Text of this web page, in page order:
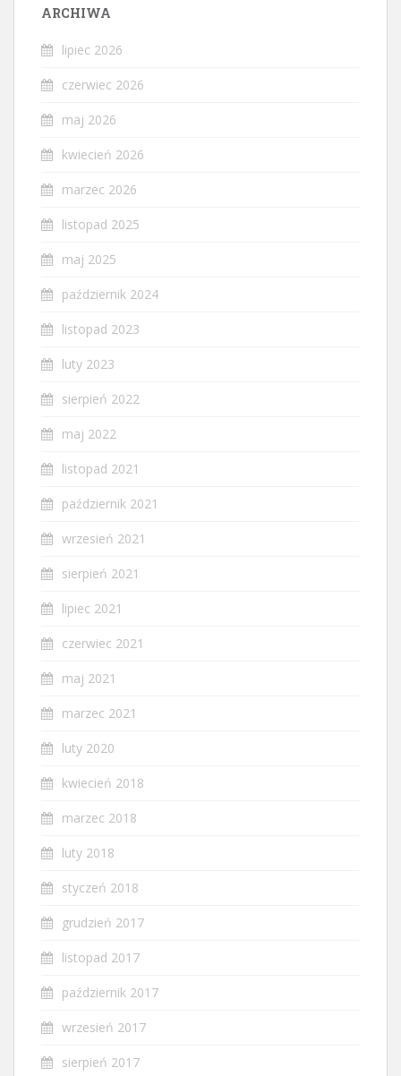
ARCHIWA
lipiec 2026
czerwiec 2026
maj 2026
kwiecień 2026
marzec 2026
listopad 2025
maj 2025
październik 2024
listopad 2023
luty 2023
sierpień 2022
maj 2022
listopad 2021
październik 2021
wrzesień 2021
sierpień 2021
lipiec 2021
czerwiec 2021
maj 2021
marzec 2021
luty 2020
kwiecień 2018
marzec 2018
luty 2018
styczeń 2018
grudzień 2017
listopad 2017
październik 2017
wrzesień 2017
sierpień 2017